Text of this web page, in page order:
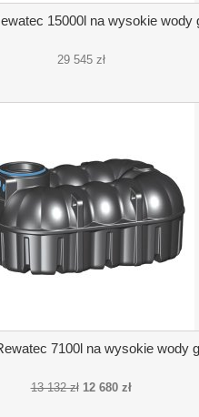
15000l na wysokie wody
29 545 zł
7100l na wysokie wody
13 132 zł 12 680 zł